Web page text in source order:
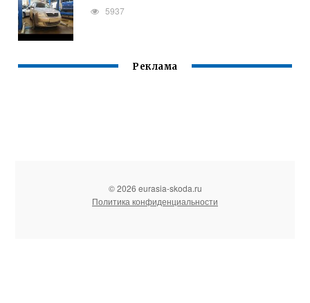
5937
Реклама
© 2026 eurasia-skoda.ru
Политика конфиденциальности